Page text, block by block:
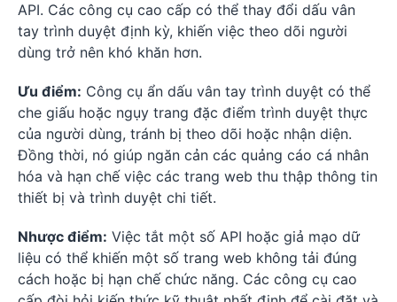
API. Các công cụ cao cấp có thể thay đổi dấu vân
tay trình duyệt định kỳ, khiến việc theo dõi người
dùng trở nên khó khăn hơn.
Ưu điểm: Công cụ ẩn dấu vân tay trình duyệt có thể
che giấu hoặc ngụy trang đặc điểm trình duyệt thực
của người dùng, tránh bị theo dõi hoặc nhận diện.
Đồng thời, nó giúp ngăn cản các quảng cáo cá nhân
hóa và hạn chế việc các trang web thu thập thông tin
thiết bị và trình duyệt chi tiết.
Nhược điểm: Việc tắt một số API hoặc giả mạo dữ
liệu có thể khiến một số trang web không tải đúng
cách hoặc bị hạn chế chức năng. Các công cụ cao